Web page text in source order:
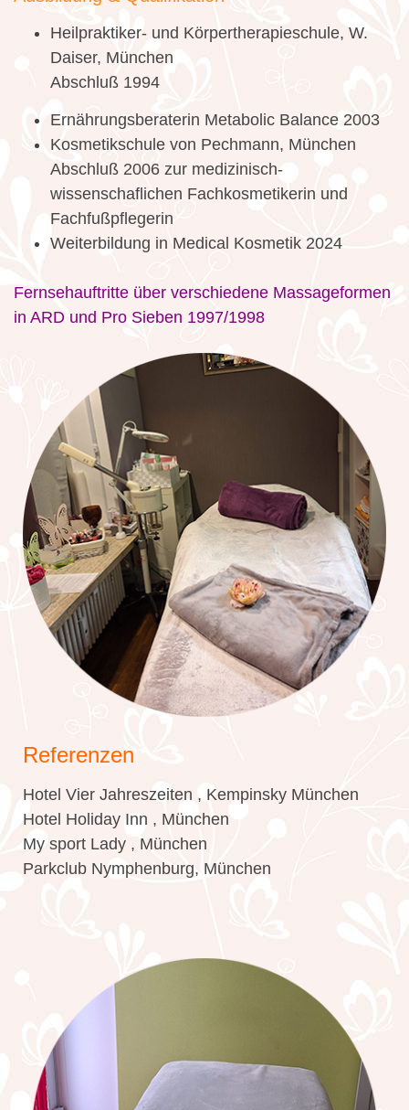
Heilpraktiker- und Körpertherapieschule, W.
Daiser, München
Abschluß 1994
Ernährungsberaterin Metabolic Balance 2003
Kosmetikschule von Pechmann, München
Abschluß 2006 zur medizinisch-
wissenschaflichen Fachkosmetikerin und
Fachfußpflegerin
Weiterbildung in Medical Kosmetik 2024
Fernsehauftritte über verschiedene Massageformen
in ARD und Pro Sieben 1997/1998
Referenzen
Hotel Vier Jahreszeiten , Kempinsky München
Hotel Holiday Inn , München
My sport Lady , München
Parkclub Nymphenburg, München